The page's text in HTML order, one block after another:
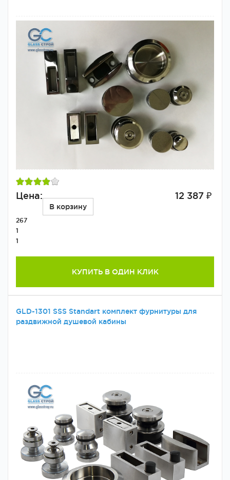
Цена: 12 387 ₽
В корзину
267
1
1
КУПИТЬ В ОДИН КЛИК
GLD-1301 SSS Standart комплект фурнитуры для
раздвижной душевой кабины